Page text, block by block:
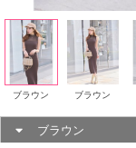
ブラウン ブラウン
ブラウン